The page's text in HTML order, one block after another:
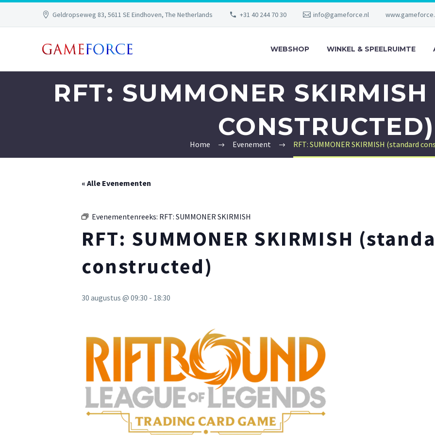
Geldropseweg 83, 5611 SE Eindhoven, The Netherlands +31 40 244 70 30 info@gameforce.nl
WEBSHOP WINKEL & SPEELRUIMTE
RFT: SUMMONER
CONSTRUCTED)
Home Evenement RFT: SUMMONER SKIRMISH (standard
« Alle Evenementen
Evenementenreeks: RFT: SUMMONER SKIRMISH
RFT: SUMMONER SKIRMISH
constructed)
30 augustus @ 09:30 - 18:30